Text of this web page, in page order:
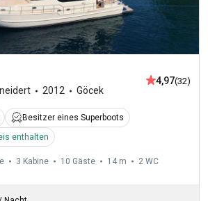
2012 Göcek
4,97(32)
Besitzer eines Superboots
enthalten
3 Kabine 10 Gäste 14 m 2 WC